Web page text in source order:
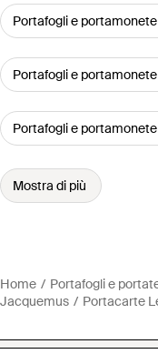
Portafogli e
Portafogli e
Portafogli e
Mostra di più
Home Portafogli e
Jacquemus
Portacarte